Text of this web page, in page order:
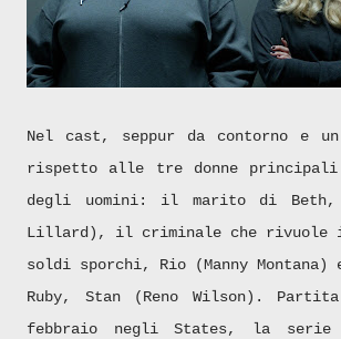
Nel cast, seppur da contorno e
rispetto alle tre donne principali
degli uomini: il marito di Beth,
Lillard), il criminale che rivuole
soldi sporchi, Rio (Manny
Ruby, Stan (Reno Wilson).
febbraio negli States, la